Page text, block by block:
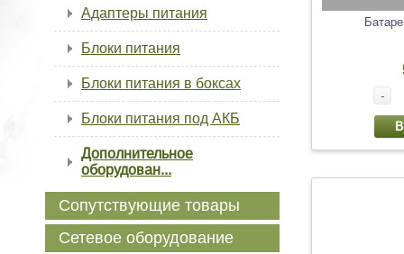
-
Адаптеры питания
Блоки питания
Блоки питания в боксах
Блоки питания под АКБ
Дополнительное
оборудован...
Сопутствующие товары
Сетевое оборудование